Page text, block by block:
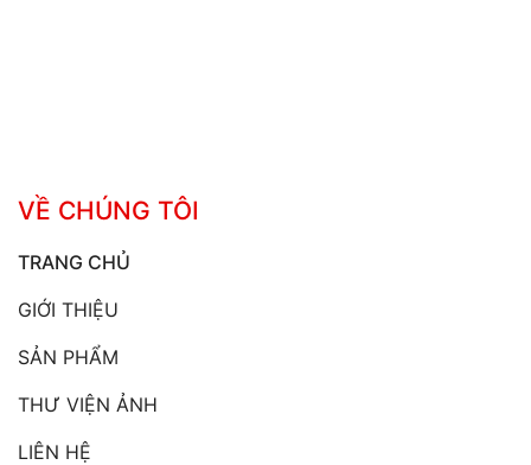
VỀ CHÚNG TÔI
TRANG CHỦ
GIỚI THIỆU
SẢN PHẨM
THƯ VIỆN ẢNH
LIÊN HỆ